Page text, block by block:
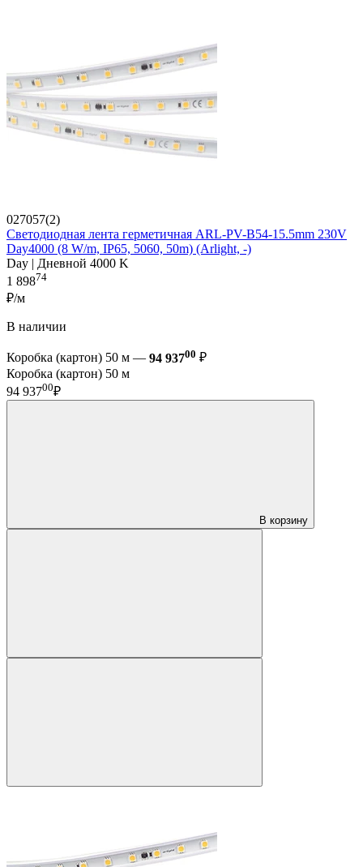
027057(2)
Светодиодная лента герметичная ARL-PV-B54-15.5mm 230V
Day4000 (8 W/m, IP65, 5060, 50m) (Arlight, -)
Day | Дневной 4000 K
1 89874
₽/м
В наличии
Коробка (картон) 50 м — 94 93700 ₽
Коробка (картон) 50 м
94 93700₽
В корзину